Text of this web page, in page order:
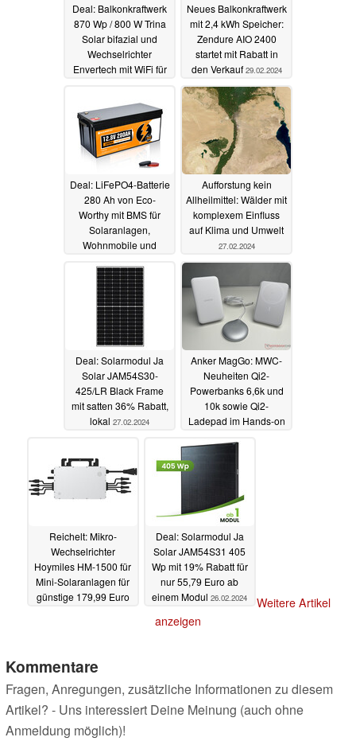
Deal: Balkonkraftwerk
870 Wp / 800 W Trina
Solar bifazial und
Wechselrichter
Envertech mit WiFi für
Neues Balkonkraftwerk
mit 2,4 kWh Speicher:
Zendure AIO 2400
startet mit Rabatt in
den Verkauf 29.02.2024
Deal: LiFePO4-Batterie
280 Ah von Eco-
Worthy mit BMS für
Solaranlagen,
Wohnmobile und
reduziert28.02.2024
Aufforstung kein
Allheilmittel: Wälder mit
komplexem Einfluss
auf Klima und Umwelt
27.02.2024
Deal: Solarmodul Ja
Solar JAM54S30-
425/LR Black Frame
mit satten 36% Rabatt,
lokal 27.02.2024
Anker MagGo: MWC-
Neuheiten Qi2-
Powerbanks 6,6k und
10k sowie Qi2-
Ladepad im Hands-on
Reichelt: Mikro-
Wechselrichter
Hoymiles HM-1500 für
Mini-Solaranlagen für
günstige 179,99 Euro
Deal: Solarmodul Ja
Solar JAM54S31 405
Wp mit 19% Rabatt für
nur 55,79 Euro ab
einem Modul 26.02.2024
Weitere Artikel
anzeigen
Kommentare
Fragen, Anregungen, zusätzliche Informationen zu diesem
Artikel? - Uns interessiert Deine Meinung (auch ohne
Anmeldung möglich)!